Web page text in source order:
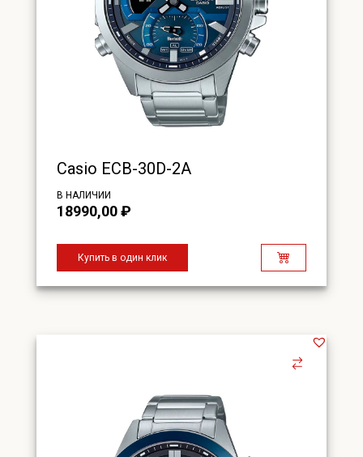
Casio ECB-30D-2A
В НАЛИЧИИ
18990,00₽
Купить в один клик